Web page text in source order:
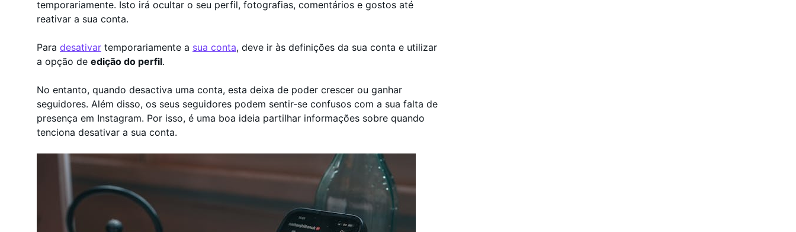
temporariamente. Isto irá ocultar o seu perfil, fotografias, comentários e gostos até
reativar a sua conta.
Para desativar temporariamente a sua conta, deve ir às definições da sua conta e utilizar
a opção de edição do perfil.
No entanto, quando desactiva uma conta, esta deixa de poder crescer ou ganhar
seguidores. Além disso, os seus seguidores podem sentir-se confusos com a sua falta de
presença em Instagram. Por isso, é uma boa ideia partilhar informações sobre quando
tenciona desativar a sua conta.